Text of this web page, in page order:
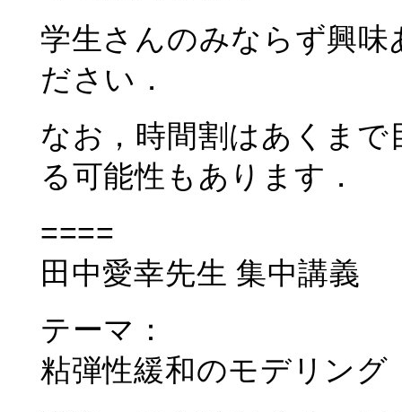
学生さんのみならず興
ださい．
なお，時間割はあくま
る可能性もあります．
====
田中愛幸先生 集中講義
テーマ：
粘弾性緩和のモデリング